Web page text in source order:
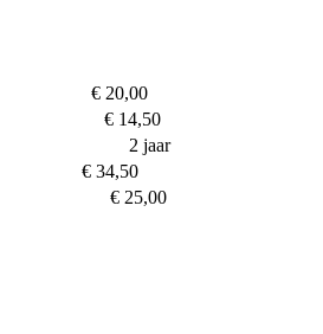
€ 20,00
€ 14,50
2 jaar
€ 34,50
€ 25,00